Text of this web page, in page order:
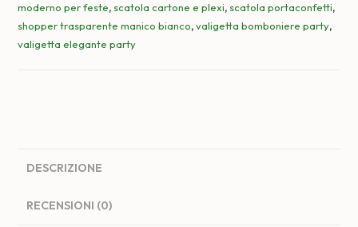
moderno per feste, scatola cartone e plexi, scatola portaconfetti,
shopper trasparente manico bianco,valigetta bomboniere party,
valigetta elegante party
DESCRIZIONE
RECENSIONI (0)